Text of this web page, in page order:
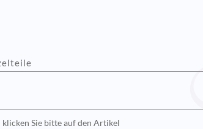
klicken Sie bitte auf den Artikel